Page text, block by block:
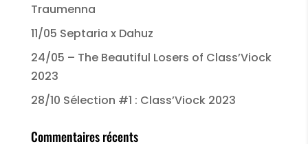
Traumenna
11/05 Septaria x Dahuz
24/05 – The Beautiful Losers of Class’Viock
2023
28/10 Sélection #1 : Class’Viock 2023
Commentaires récents